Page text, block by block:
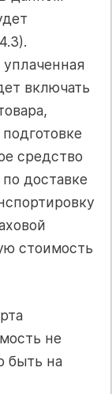
включать
средство
доставке
стоимость
не
быть на